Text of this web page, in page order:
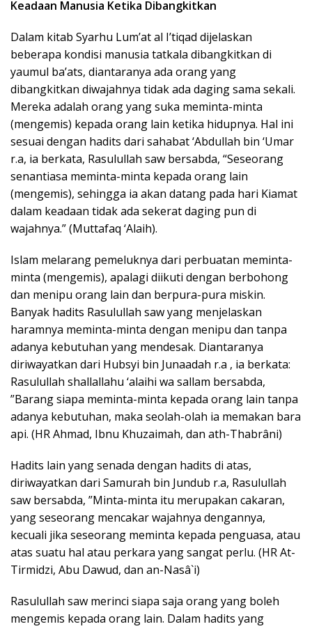
Keadaan Manusia Ketika Dibangkitkan
Dalam kitab Syarhu Lum’at al I’tiqad dijelaskan
beberapa kondisi manusia tatkala dibangkitkan di
yaumul ba’ats, diantaranya ada orang yang
dibangkitkan diwajahnya tidak ada daging sama sekali.
Mereka adalah orang yang suka meminta-minta
(mengemis) kepada orang lain ketika hidupnya. Hal ini
sesuai dengan hadits dari sahabat ‘Abdullah bin ‘Umar
r.a, ia berkata, Rasulullah saw bersabda, “Seseorang
senantiasa meminta-minta kepada orang lain
(mengemis), sehingga ia akan datang pada hari Kiamat
dalam keadaan tidak ada sekerat daging pun di
wajahnya.” (Muttafaq ‘Alaih).
Islam melarang pemeluknya dari perbuatan meminta-
minta (mengemis), apalagi diikuti dengan berbohong
dan menipu orang lain dan berpura-pura miskin.
Banyak hadits Rasulullah saw yang menjelaskan
haramnya meminta-minta dengan menipu dan tanpa
adanya kebutuhan yang mendesak. Diantaranya
diriwayatkan dari Hubsyi bin Junaadah r.a , ia berkata:
Rasulullah shallallahu ‘alaihi wa sallam bersabda,
”Barang siapa meminta-minta kepada orang lain tanpa
adanya kebutuhan, maka seolah-olah ia memakan bara
api. (HR Ahmad, Ibnu Khuzaimah, dan ath-Thabrâni)
Hadits lain yang senada dengan hadits di atas,
diriwayatkan dari Samurah bin Jundub r.a, Rasulullah
saw bersabda, ”Minta-minta itu merupakan cakaran,
yang seseorang mencakar wajahnya dengannya,
kecuali jika seseorang meminta kepada penguasa, atau
atas suatu hal atau perkara yang sangat perlu. (HR At-
Tirmidzi, Abu Dawud, dan an-Nasâ`i)
Rasulullah saw merinci siapa saja orang yang boleh
mengemis kepada orang lain. Dalam hadits yang